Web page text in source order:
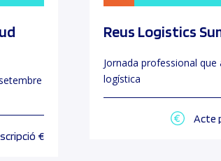
€
Reus Logistics
Jornada professional
logística
Acte